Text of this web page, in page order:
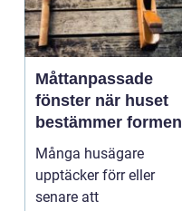
Måttanpassade
fönster när huset
bestämmer formen
Många husägare
upptäcker förr eller
senare att